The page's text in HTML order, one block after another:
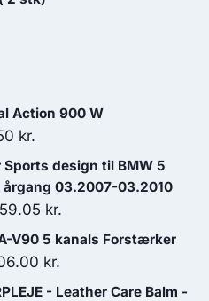
Action 900 W
kr..
kr.
aktuelle
pris
er:
895.50 kr..
design til BMW 5
årgang 03.2007-03.2010
kr.
aktuelle
V90 5 kanals Forstærker
kr.
aktuelle
- Leather Care Balm -